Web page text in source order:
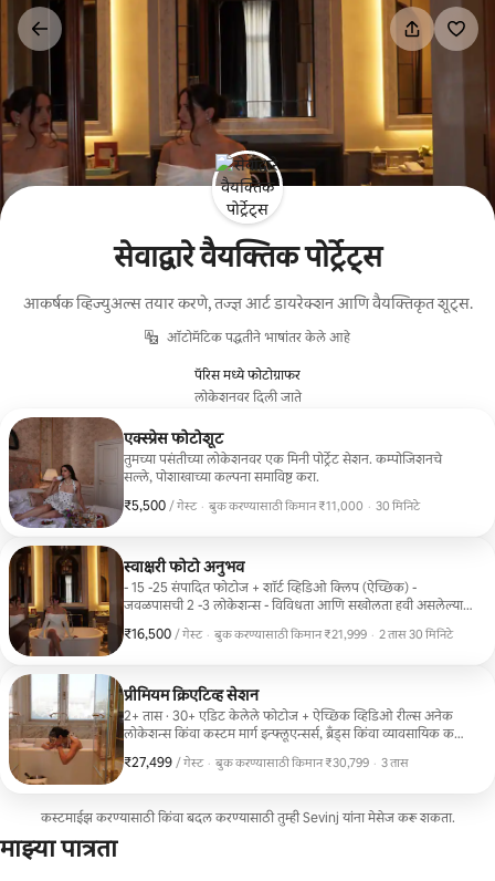
कंटेंटवर
सेवाद्वारे वैयक्तिक पोर्ट्रेट्स
आकर्षक व्हिज्युअल्स तयार करणे, तज्ज्ञ आर्ट डायरेक्शन आणि वैयक्तिकृत शूट्स.
ऑटोमॅटिक पद्धतीने भाषांतर केले आहे
पॅरिस मध्ये फोटोग्राफर
लोकेशनवर दिली जाते
एक्स्प्रेस फोटोशूट
तुमच्या पसंतीच्या लोकेशनवर एक मिनी पोर्ट्रेट सेशन. कम्पोजिशनचे
सल्ले, पोशाखाच्या कल्पना समाविष्ट करा.
₹5,500 / गेस्ट
₹5,500 प्रति गेस्ट· बुक करण्यासाठी किमान ₹11,000
, · 30 मिनिटे
स्वाक्षरी फोटो अनुभव
- 15 -25 संपादित फोटोज + शॉर्ट व्हिडिओ क्लिप (ऐच्छिक) -
जवळपासची 2 -3 लोकेशन्स - विविधता आणि सखोलता हवी असलेल्या
₹16,500 / गेस्ट
₹16,500 प्रति गेस्ट· बुक करण्यासाठी किमान ₹21,999
, · 2 तास 30 मिनिटे
प्रीमियम क्रिएटिव्ह सेशन
2+ तास · 30+ एडिट केलेले फोटोज + ऐच्छिक व्हिडिओ रील्स अनेक
लोकेशन्स किंवा कस्टम मार्ग इन्फ्लूएन्सर्स, ब्रँड्स किंवा व्यावसायिक कला
तयार केलेले.
₹27,499 / गेस्ट
₹27,499 प्रति गेस्ट · बुक करण्यासाठी किमान ₹30,799
, · 3 तास
कस्टमाईझ करण्यासाठी किंवा बदल करण्यासाठी तुम्ही Sevinj यांना मेसेज करू शकता.
माझ्या पात्रता